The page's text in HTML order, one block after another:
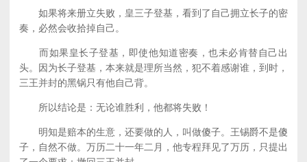
如果将来册立失败，皇三子登基，看到了自己拥立长子的密
奏，必然会收拾掉自己。
而如果皇长子登基，即使他知道密奏，也未必肯替自己出
头。因为长子登基，本来就是理所当然，犯不着感谢谁，到时，
三王并封的黑锅只有他自己背。
所以结论是：无论谁胜利，他都将失败！
明知是赔本的生意，还要做的人，叫做傻子。王锡爵不是傻
子，自然不做。万历二十一年二月，他专程拜见了万历，只提出